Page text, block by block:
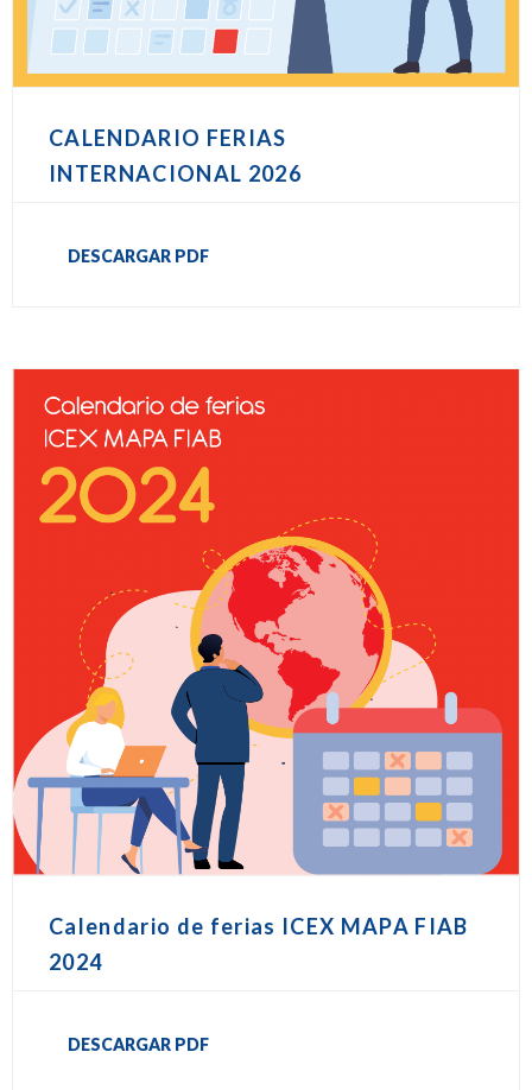
CALENDARIO FERIAS
INTERNACIONAL 2026
DESCARGAR PDF
Calendario de ferias ICEX MAPA FIAB
2024
DESCARGAR PDF